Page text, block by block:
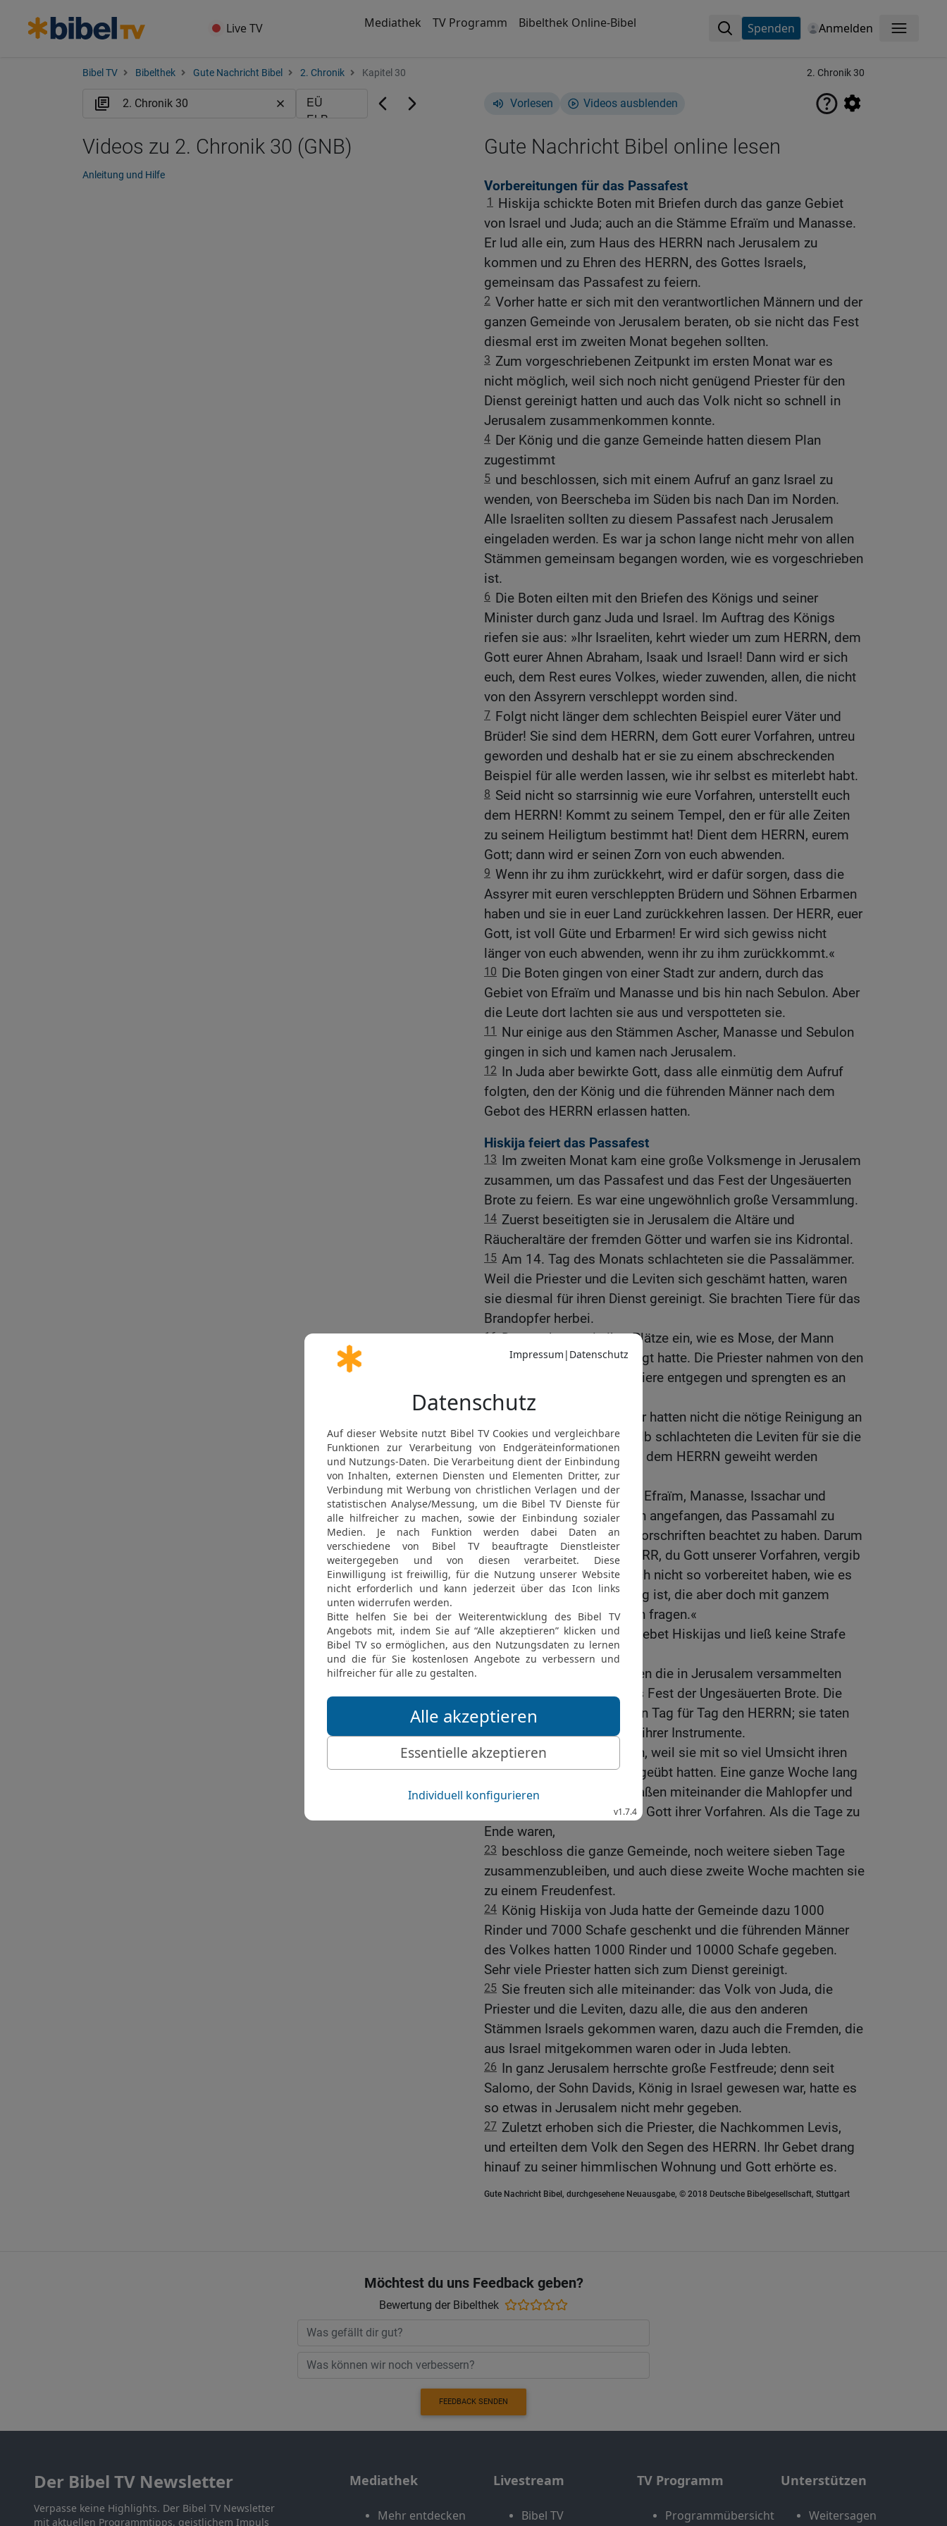
Live TV Mediathek TV Programm Bibelthek Online-Bibel Spenden Anmelden Menü
Bibel TV Bibelthek Gute Nachricht Bibel 2. Chronik Kapitel 30 2. Chronik 30
Vorlesen Videos ausblenden
Gute Nachricht Bibel online lesen
Vorbereitungen für das Passafest
1
Hiskija schickte Boten mit Briefen durch das ganze Gebiet
von Israel und Juda; auch an die Stämme Efraïm und Manasse.
Er lud alle ein, zum Haus des HERRN nach Jerusalem zu
kommen und zu Ehren des HERRN, des Gottes Israels,
gemeinsam das Passafest zu feiern.
2 Vorher hatte er sich mit den verantwortlichen Männern und der
ganzen Gemeinde von Jerusalem beraten, ob sie nicht das Fest
diesmal erst im zweiten Monat begehen sollten.
3 Zum vorgeschriebenen Zeitpunkt im ersten Monat war es
nicht möglich, weil sich noch nicht genügend Priester für den
Dienst gereinigt hatten und auch das Volk nicht so schnell in
Jerusalem zusammenkommen konnte.
4 Der König und die ganze Gemeinde hatten diesem Plan
zugestimmt
5 und beschlossen, sich mit einem Aufruf an ganz Israel zu
wenden, von Beerscheba im Süden bis nach Dan im Norden.
Alle Israeliten sollten zu diesem Passafest nach Jerusalem
eingeladen werden. Es war ja schon lange nicht mehr von allen
Stämmen gemeinsam begangen worden, wie es vorgeschrieben
ist.
6 Die Boten eilten mit den Briefen des Königs und seiner
Minister durch ganz Juda und Israel. Im Auftrag des Königs
riefen sie aus: »Ihr Israeliten, kehrt wieder um zum HERRN, dem
Gott eurer Ahnen Abraham, Isaak und Israel! Dann wird er sich
euch, dem Rest eures Volkes, wieder zuwenden, allen, die nicht
von den Assyrern verschleppt worden sind.
7 Folgt nicht länger dem schlechten Beispiel eurer Väter und
Brüder! Sie sind dem HERRN, dem Gott eurer Vorfahren, untreu
geworden und deshalb hat er sie zu einem abschreckenden
Beispiel für alle werden lassen, wie ihr selbst es miterlebt habt.
8 Seid nicht so starrsinnig wie eure Vorfahren, unterstellt euch
dem HERRN! Kommt zu seinem Tempel, den er für alle Zeiten
zu seinem Heiligtum bestimmt hat! Dient dem HERRN, eurem
Gott; dann wird er seinen Zorn von euch abwenden.
9 Wenn ihr zu ihm zurückkehrt, wird er dafür sorgen, dass die
Assyrer mit euren verschleppten Brüdern und Söhnen Erbarmen
haben und sie in euer Land zurückkehren lassen. Der HERR, euer
Gott, ist voll Güte und Erbarmen! Er wird sich gewiss nicht
länger von euch abwenden, wenn ihr zu ihm zurückkommt.«
10 Die Boten gingen von einer Stadt zur andern, durch das
Gebiet von Efraïm und Manasse und bis hin nach Sebulon. Aber
die Leute dort lachten sie aus und verspotteten sie.
11
Nur einige aus den Stämmen Ascher, Manasse und Sebulon
gingen in sich und kamen nach Jerusalem.
12 In Juda aber bewirkte Gott, dass alle einmütig dem Aufruf
folgten, den der König und die führenden Männer nach dem
Gebot des HERRN erlassen hatten.
Hiskija feiert das Passafest
13 Im zweiten Monat kam eine große Volksmenge in Jerusalem
zusammen, um das Passafest und das Fest der Ungesäuerten
Brote zu feiern. Es war eine ungewöhnlich große Versammlung.
14 Zuerst beseitigten sie in Jerusalem die Altäre und
Räucheraltäre der fremden Götter und warfen sie ins Kidrontal.
15 Am 14. Tag des Monats schlachteten sie die Passalämmer.
Weil die Priester und die Leviten sich geschämt hatten, waren
sie diesmal für ihren Dienst gereinigt. Sie brachten Tiere für das
Brandopfer herbei.
16 Dann nahmen sie ihre Plätze ein, wie es Mose, der Mann
Gottes, im Gesetz festgelegt hatte. Die Priester nahmen von den
Leviten das Blut der Opfertiere entgegen und sprengten es an
den Altar.
Viele der Festteilnehmer hatten nicht die nötige Reinigung an
sich vorgenommen; deshalb schlachteten die Leviten für sie die
Passalämmer, damit diese dem HERRN geweiht werden
konnten.
18-19 Viele, besonders aus Efraïm, Manasse, Issachar und
Sebulon, hatten auch schon angefangen, das Passamahl zu
essen, ohne die Reinheitsvorschriften beachtet zu haben. Darum
betete Hiskija für sie: » HERR, du Gott unserer Vorfahren, vergib
in deiner Güte allen, die sich nicht so vorbereitet haben, wie es
für dieses heilige Fest nötig ist, die aber doch mit ganzem
Herzen nach deinem Willen fragen.«
20 Der HERR erhörte das Gebet Hiskijas und ließ keine Strafe
über sie kommen.
Sieben Tage lang feierten die in Jerusalem versammelten
Israeliten voller Freude das Fest der Ungesäuerten Brote. Die
Priester und Leviten priesen Tag für Tag den HERRN; sie taten
das mit dem lauten Schall ihrer Instrumente.
22 Hiskija lobte die Leviten, weil sie mit so viel Umsicht ihren
Dienst für den HERRN ausgeübt hatten. Eine ganze Woche lang
feierten die Israeliten und aßen miteinander die Mahlopfer und
dankten dem HERRN, dem Gott ihrer Vorfahren. Als die Tage zu
Ende waren,
23 beschloss die ganze Gemeinde, noch weitere sieben Tage
zusammenzubleiben, und auch diese zweite Woche machten sie
zu einem Freudenfest.
24 König Hiskija von Juda hatte der Gemeinde dazu 1000
Rinder und 7000 Schafe geschenkt und die führenden Männer
des Volkes hatten 1000 Rinder und 10000 Schafe gegeben.
Sehr viele Priester hatten sich zum Dienst gereinigt.
25 Sie freuten sich alle miteinander: das Volk von Juda, die
Priester und die Leviten, dazu alle, die aus den anderen
Stämmen Israels gekommen waren, dazu auch die Fremden, die
aus Israel mitgekommen waren oder in Juda lebten.
26 In ganz Jerusalem herrschte große Festfreude; denn seit
Salomo, der Sohn Davids, König in Israel gewesen war, hatte es
so etwas in Jerusalem nicht mehr gegeben.
27 Zuletzt erhoben sich die Priester, die Nachkommen Levis,
und erteilten dem Volk den Segen des HERRN. Ihr Gebet drang
hinauf zu seiner himmlischen Wohnung und Gott erhörte es.
Gute Nachricht Bibel, durchgesehene Neuausgabe, © 2018 Deutsche Bibelgesellschaft, Stuttgart
Videos zu 2. Chronik 30 (GNB)
Anleitung und Hilfe
Möchtest du uns Feedback geben?
Bewertung der Bibelthek
FEEDBACK SENDEN
Der Bibel TV Newsletter
Verpasse keine Highlights. Der Bibel TV Newsletter
mit aktuellen Programmtipps, geistlichem Impuls
Mediathek
Mehr entdecken
Livestream
Bibel TV
TV Programm
Programmübersicht
Unterstützen
Weitersagen